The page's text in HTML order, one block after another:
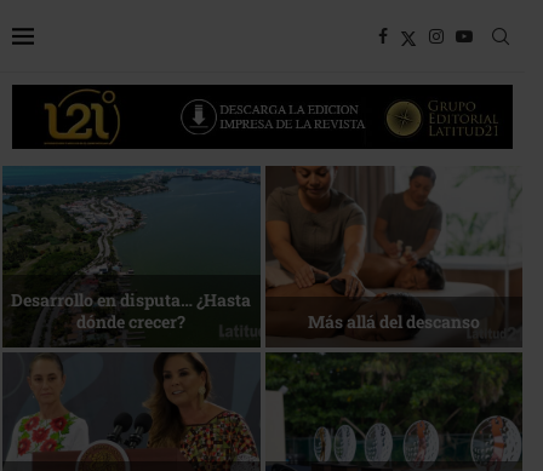
Bottega, un viaje servido a la
mesa
Energía que Impulsa la
competitividad